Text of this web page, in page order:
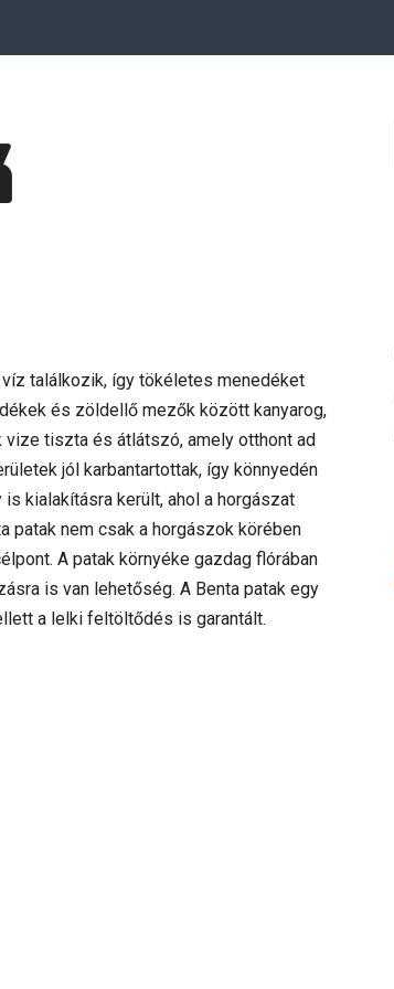
találkozik, így tökéletes menedéket
és zöldellő mezők között kanyarog,
tiszta és átlátszó, amely otthont ad
jól karbantartottak, így könnyedén
kialakításra került, ahol a horgászat
nem csak a horgászok körében
A patak környéke gazdag flórában
is van lehetőség. A Benta patak egy
a lelki feltöltődés is garantált.